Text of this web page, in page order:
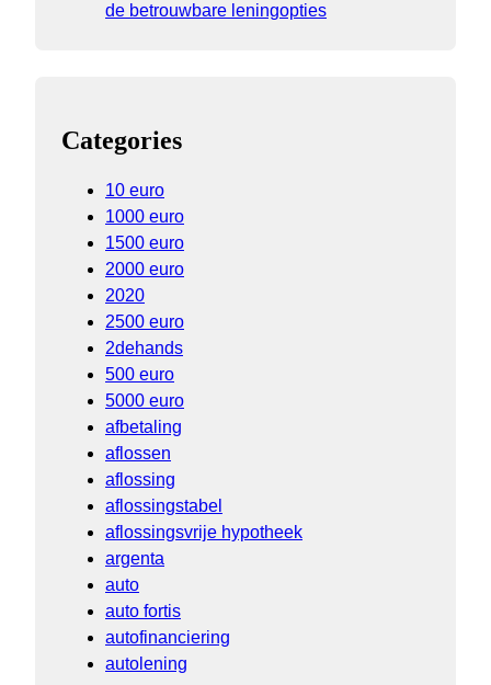
de betrouwbare leningopties
Categories
10 euro
1000 euro
1500 euro
2000 euro
2020
2500 euro
2dehands
500 euro
5000 euro
afbetaling
aflossen
aflossing
aflossingstabel
aflossingsvrije hypotheek
argenta
auto
auto fortis
autofinanciering
autolening